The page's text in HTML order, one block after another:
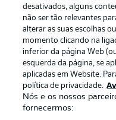
Gerir preferências
Trabalhe conosco
Contato
desativados, alguns
não ser tão relevantes
alterar as suas escolhas
momento clicando na
inferior da página Web
esquerda da página, se
aplicadas em Website.
política de privacidade.
Nós e os nossos
fornecermos: